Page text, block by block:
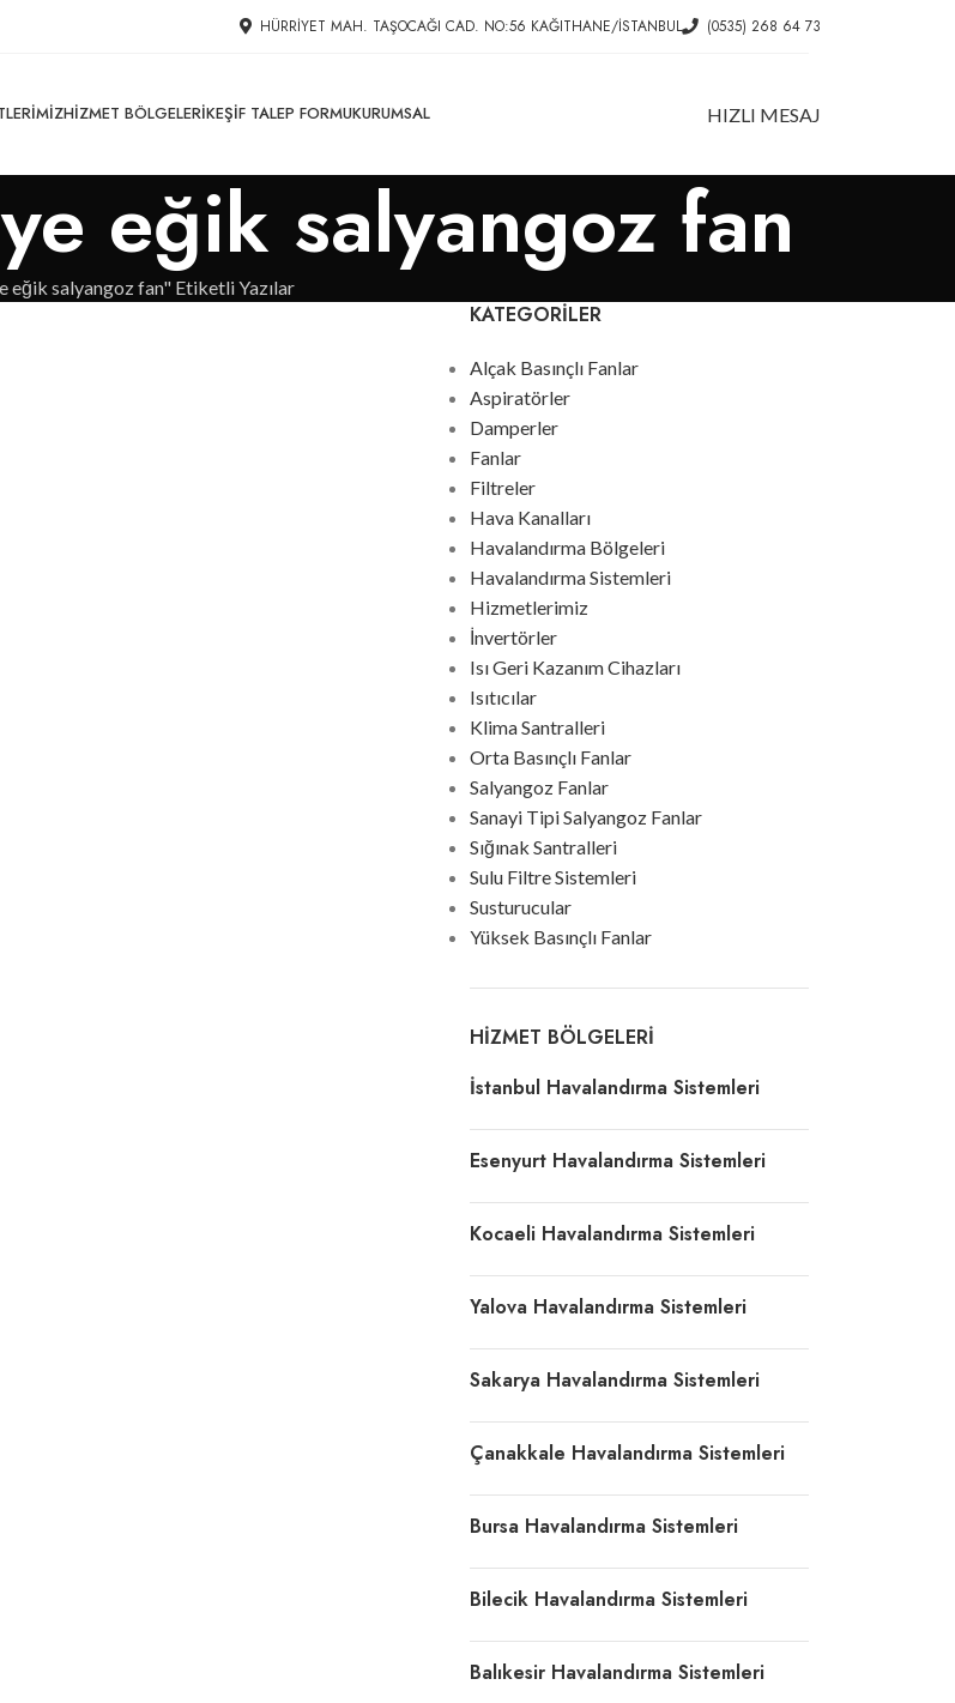
HÜRRIYET MAH. TAŞOCAĞI CAD. NO:56 KAĞITHANE/İSTANBUL (0535) 268 64 73
HIZMET BÖLGELERIKEŞIF TALEP FORMUKURUMSAL HIZLI MESAJ
eğik salyangoz fan
eğik salyangoz fan" Etiketli Yazılar
KATEGORILER
Alçak Basınçlı Fanlar
Aspiratörler
Damperler
Fanlar
Filtreler
Hava Kanalları
Havalandırma Bölgeleri
Havalandırma Sistemleri
Hizmetlerimiz
İnvertörler
Isı Geri Kazanım Cihazları
Isıtıcılar
Klima Santralleri
Orta Basınçlı Fanlar
Salyangoz Fanlar
Sanayi Tipi Salyangoz Fanlar
Sığınak Santralleri
Sulu Filtre Sistemleri
Susturucular
Yüksek Basınçlı Fanlar
HIZMET BÖLGELERI
İstanbul Havalandırma Sistemleri
Esenyurt Havalandırma Sistemleri
Kocaeli Havalandırma Sistemleri
Yalova Havalandırma Sistemleri
Sakarya Havalandırma Sistemleri
Çanakkale Havalandırma Sistemleri
Bursa Havalandırma Sistemleri
Bilecik Havalandırma Sistemleri
Balıkesir Havalandırma Sistemleri